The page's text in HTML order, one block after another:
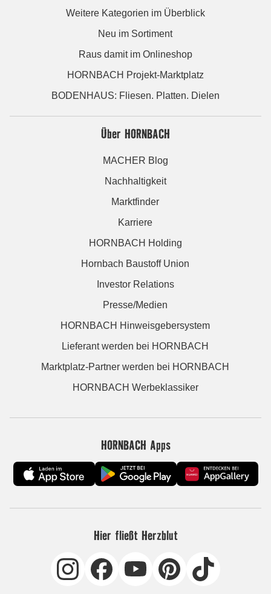
Weitere Kategorien im Überblick
Neu im Sortiment
Raus damit im Onlineshop
HORNBACH Projekt-Marktplatz
BODENHAUS: Fliesen. Platten. Dielen
Über HORNBACH
MACHER Blog
Nachhaltigkeit
Marktfinder
Karriere
HORNBACH Holding
Hornbach Baustoff Union
Investor Relations
Presse/Medien
HORNBACH Hinweisgebersystem
Lieferant werden bei HORNBACH
Marktplatz-Partner werden bei HORNBACH
HORNBACH Werbeklassiker
HORNBACH Apps
Hier fließt Herzblut